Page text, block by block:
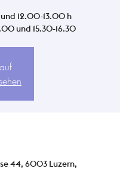
und 12.00-13.00 h
und 15.30-16.30
44, 6003 Luzern,